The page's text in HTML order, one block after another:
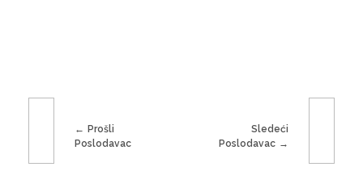
Prošli
Poslodavac
Sledeći
Poslodavac